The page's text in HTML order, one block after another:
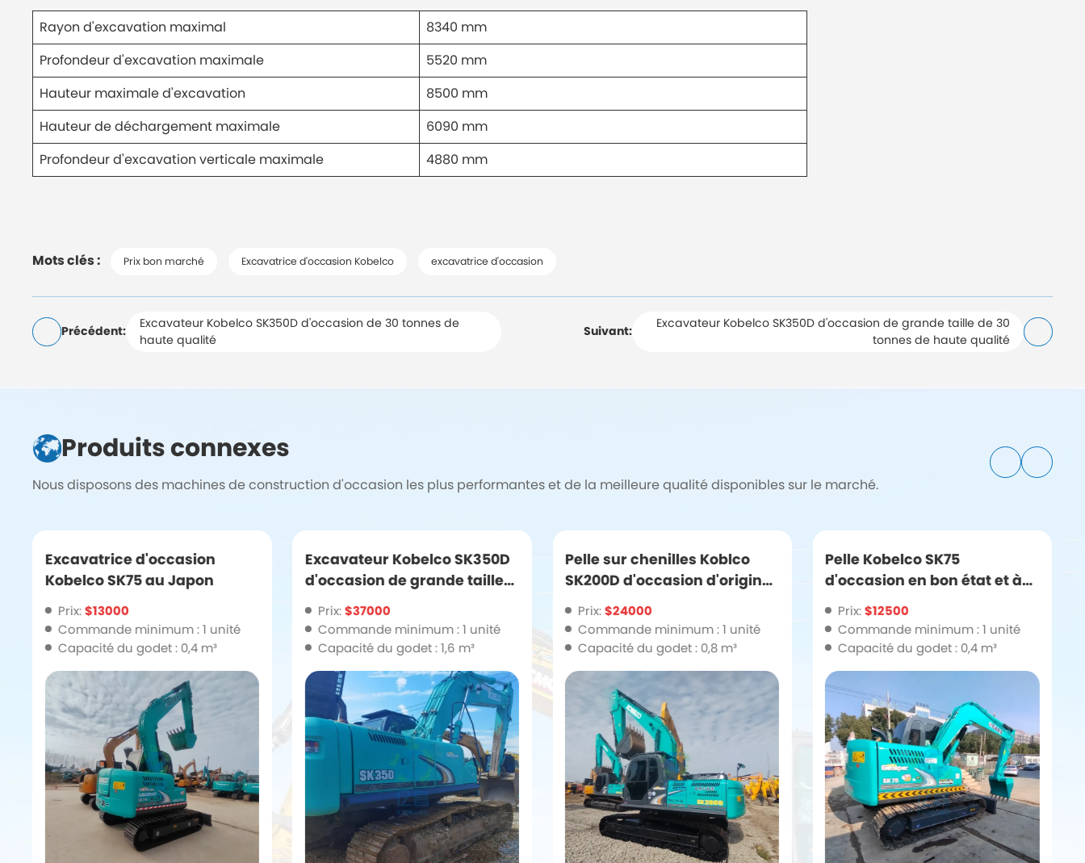
Rayon d'excavation maximal
8340 mm
Profondeur d'excavation maximale
5520 mm
Hauteur maximale d'excavation
8500 mm
Hauteur de déchargement maximale
6090 mm
Profondeur d'excavation verticale maximale
4880 mm
Mots clés : Prix bon marché Excavatrice d'occasion Kobelco excavatrice d'occasion
Précédent:
Excavateur Kobelco SK350D d'occasion de 30 tonnes de
haute qualité
Suivant:
Excavateur Kobelco SK350D d'occasion de grande taille de 30
tonnes de haute qualité
Produits connexes
Nous disposons des machines de construction d'occasion les plus performantes et de la meilleure qualité disponibles sur le marché.
Excavatrice d'occasion
Kobelco SK75 au Japon
Prix:$13000
Commande minimum : 1 unité
Capacité du godet : 0,4 m³
Excavateur Kobelco SK350D
d'occasion de grande taille
de 30 tonnes de haute
qualité
Prix:$37000
Commande minimum : 1 unité
Capacité du godet : 1,6 m³
Pelle sur chenilles Koblco
SK200D d'occasion d'origine
japonaise
Prix:$24000
Commande minimum : 1 unité
Capacité du godet : 0,8 m³
Pelle Kobelco SK75
d'occasion en bon état et à
prix élevé
Prix:$12500
Commande minimum : 1 unité
Capacité du godet : 0,4 m³